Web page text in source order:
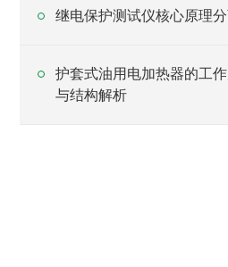
继电保护测试仪核心原理
护套式油用电加热器的工
与结构解析